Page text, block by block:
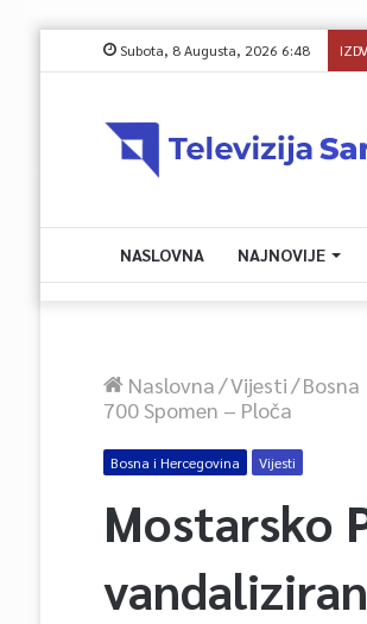
Subota, 8 Augusta, 2026 6:48
NASLOVNA NAJNOVIJE
Naslovna/Vijesti/Bosna
700 Spomen – Ploča
Bosna i Hercegovina Vijesti
Mostarsko